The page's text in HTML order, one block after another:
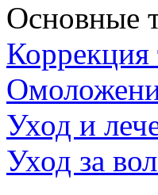
Оcновные
Коррекция
Уход и
Уход за